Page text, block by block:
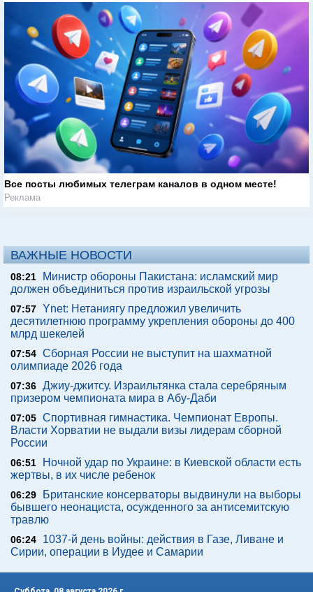
Все посты любимых телеграм каналов в одном месте!
Реклама
ВАЖНЫЕ НОВОСТИ
08:21
Министр обороны Пакистана: исламский мир
должен объединиться против израильской угрозы
07:57 Ynet: Нетаниягу предложил увеличить
десятилетнюю программу укрепления обороны до 400
млрд шекелей
07:54 Сборная России не выступит на шахматной
олимпиаде 2026 года
07:36 Джиу-джитсу. Израильтянка стала серебряным
призером чемпионата мира в Абу-Даби
07:05 Спортивная гимнастика. Чемпионат Европы.
Власти Хорватии не выдали визы лидерам сборной
России
06:51
Ночной удар по Украине: в Киевской области есть
жертвы, в их числе ребенок
06:29
Британские консерваторы выдвинули на выборы
бывшего неонациста, осужденного за антисемитскую
травлю
06:24
1037-й день войны: действия в Газе, Ливане и
Сирии, операции в Иудее и Самарии